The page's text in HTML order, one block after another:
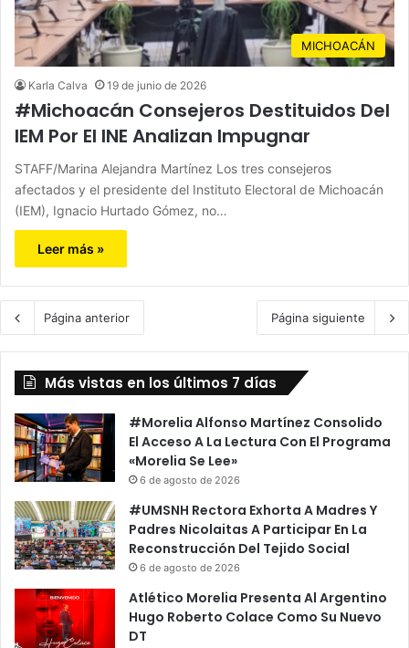
MICHOACÁN
Karla Calva 19 de junio de 2026
#Michoacán Consejeros Destituidos Del
IEM Por El INE Analizan Impugnar
STAFF/Marina Alejandra Martínez Los tres consejeros
afectados y el presidente del Instituto Electoral de Michoacán
(IEM), Ignacio Hurtado Gómez, no…
Leer más »
Página anterior Página siguiente
Más vistas en los últimos 7 días
#Morelia Alfonso Martínez Consolido
El Acceso A La Lectura Con El Programa
«Morelia Se Lee»
6 de agosto de 2026
#UMSNH Rectora Exhorta A Madres Y
Padres Nicolaitas A Participar En La
Reconstrucción Del Tejido Social
6 de agosto de 2026
Atlético Morelia Presenta Al Argentino
Hugo Roberto Colace Como Su Nuevo
DT